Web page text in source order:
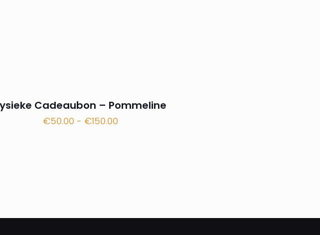
Cadeaubon – Pommeline
€50.00 - €150.00